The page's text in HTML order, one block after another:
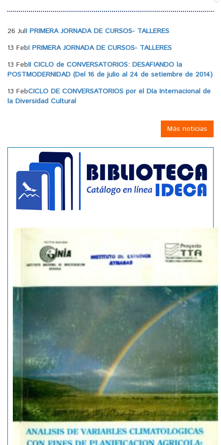
26 JulI PRIMERA JORNADA DE CURSOS- TALLERES
13 FebI PRIMERA JORNADA DE CURSOS- TALLERES
13 FebII CICLO de CONVERSATORIOS: DESAFIANDO la
POSTMODERNIDAD (Del 16 de julio al 24 de setiembre de 2014)
13 FebCICLO DE CONVERSATORIOS por el Día Internacional de
la Diversidad Cultural
Más noticias